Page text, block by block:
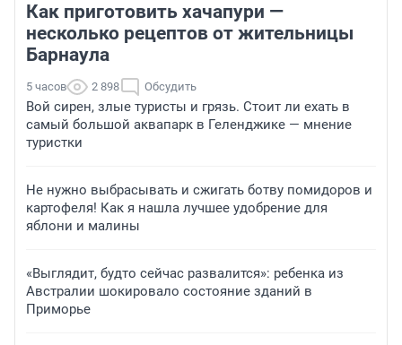
Как приготовить хачапури —
несколько рецептов от жительницы
Барнаула
5 часов 2 898 Обсудить
Вой сирен, злые туристы и грязь. Стоит ли ехать в
самый большой аквапарк в Геленджике — мнение
туристки
Не нужно выбрасывать и сжигать ботву помидоров и
картофеля! Как я нашла лучшее удобрение для
яблони и малины
«Выглядит, будто сейчас развалится»: ребенка из
Австралии шокировало состояние зданий в
Приморье